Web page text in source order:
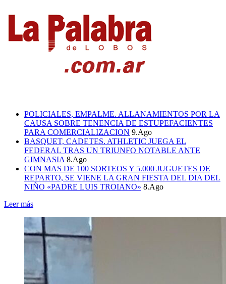
POLICIALES, EMPALME. ALLANAMIENTOS POR LA
CAUSA SOBRE TENENCIA DE ESTUPEFACIENTES
PARA COMERCIALIZACION 9.Ago
BASQUET, CADETES. ATHLETIC JUEGA EL
FEDERAL TRAS UN TRIUNFO NOTABLE ANTE
GIMNASIA 8.Ago
CON MAS DE 100 SORTEOS Y 5.000 JUGUETES DE
REPARTO, SE VIENE LA GRAN FIESTA DEL DIA DEL
NIÑO «PADRE LUIS TROIANO» 8.Ago
Leer más